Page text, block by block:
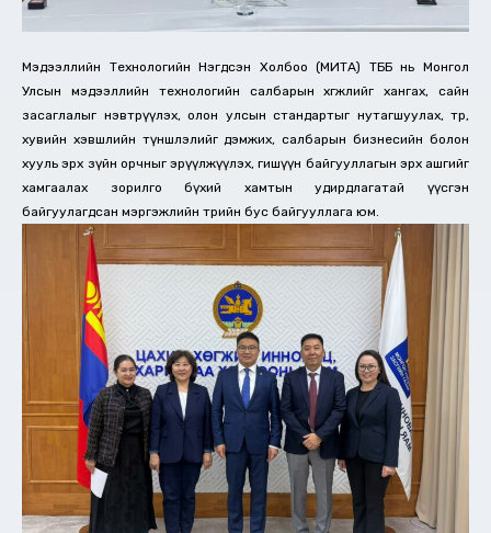
Мэдээллийн Технологийн Нэгдсэн Холбоо (МИТА) ТББ нь Монгол
Улсын мэдээллийн технологийн салбарын хөгжлийг хангах, сайн
засаглалыг нэвтрүүлэх, олон улсын стандартыг нутагшуулах, төр,
хувийн хэвшлийн түншлэлийг дэмжих, салбарын бизнесийн болон
хууль эрх зүйн орчныг эрүүлжүүлэх, гишүүн байгууллагын эрх ашгийг
хамгаалах зорилго бүхий хамтын удирдлагатай үүсгэн
байгуулагдсан мэргэжлийн төрийн бус байгууллага юм.